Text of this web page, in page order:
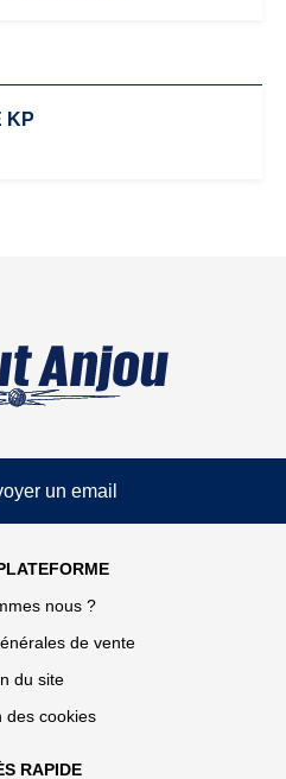
KP
un email
nous ?
de vente
du site
des cookies
RAPIDE